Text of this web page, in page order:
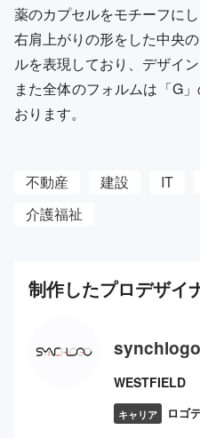
薬のカプセルをモチーフにし
右肩上がりの形をした中央
ルを表現しており、デザイ
また全体のフォルムは「G
おります。
不動産 建設 IT
介護福祉
制作したプロデザイ
synchlogo
WESTFIELD
キャリア ロゴ